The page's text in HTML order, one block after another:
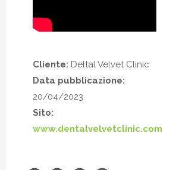
Cliente: Deltal Velvet Clinic
Data pubblicazione:
20/04/2023
Sito:
www.dentalvelvetclinic.com